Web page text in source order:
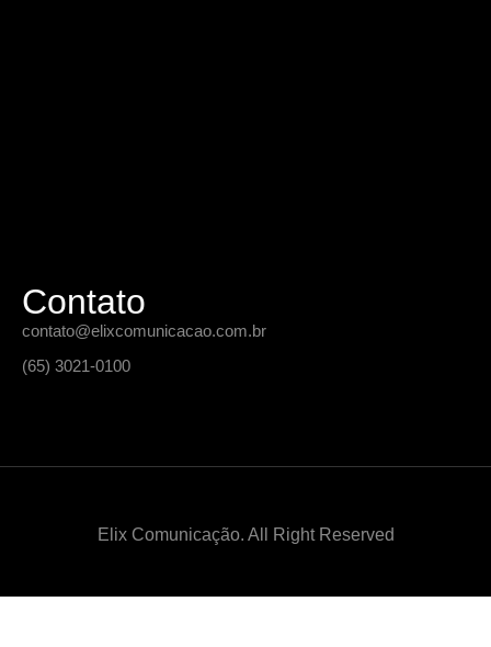
Contato
contato@elixcomunicacao.com.br
(65) 3021-0100
Elix Comunicação. All Right Reserved